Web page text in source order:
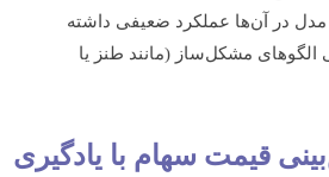
در آن‌ها عملکرد ضعیفی داشته
مشکل‌ساز (مانند طنز یا
پیش‌بینی قیمت سهام با یادگیری